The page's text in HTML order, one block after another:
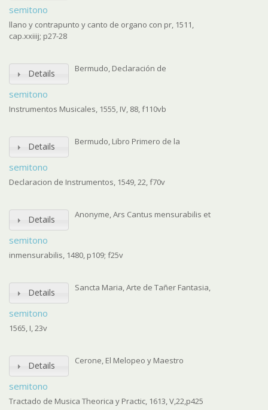
semitono
llano y contrapunto y canto de organo con pr, 1511,
cap.xxiiij; p27-28
Details
semitono
Bermudo, Declaración de
Instrumentos Musicales, 1555, IV, 88, f110vb
Details
semitono
Bermudo, Libro Primero de la
Declaracion de Instrumentos, 1549, 22, f70v
Details
semitono
Anonyme, Ars Cantus mensurabilis et
inmensurabilis, 1480, p109; f25v
Details
semitono
Sancta Maria, Arte de Tañer Fantasia,
1565, I, 23v
Details
semitono
Cerone, El Melopeo y Maestro
Tractado de Musica Theorica y Practic, 1613, V,22,p425